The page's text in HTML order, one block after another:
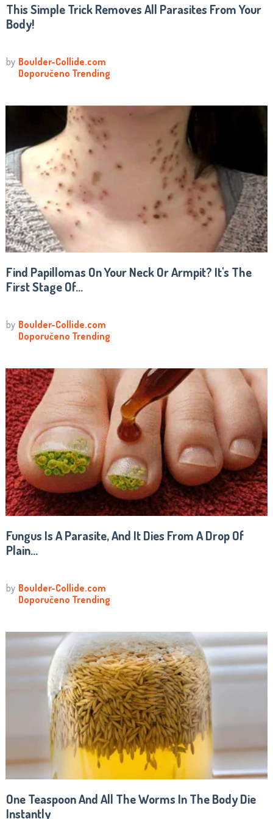
This Simple Trick Removes All Parasites From Your
Body!
Find Papillomas On Your Neck Or Armpit? It's The
First Stage Of...
Fungus Is A Parasite, And It Dies From A Drop Of
Plain...
One Teaspoon And All The Worms In The Body Die
Instantly